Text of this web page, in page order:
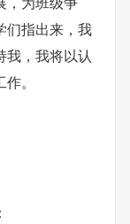
们指出来，我
我，我将以认
。